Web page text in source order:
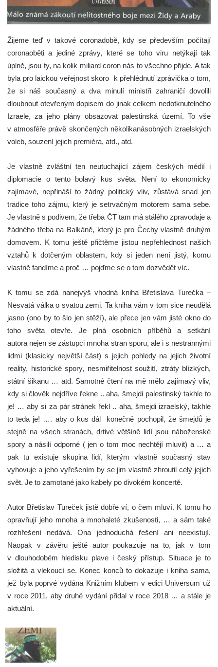
Žijeme teď v takové coronadobě, kdy se především počítají
coronaoběti a jediné zprávy, které se toho viru netýkají tak
úplně, jsou ty, na kolik miliard coron nás to všechno přijde. A tak
byla pro laickou veřejnost skoro k přehlédnutí zprávička o tom,
že si náš současný a dva minulí ministři zahraničí dovolili
dloubnout otevřeným dopisem do jinak celkem nedotknutelného
Izraele, za jeho plány obsazovat palestinská území. To vše
v atmosféře právě skončených několikanásobných izraelských
voleb, souzení jejich premiéra, atd., atd.
Je vlastně zvláštní ten neutuchající zájem českých médií i
diplomacie o tento bolavý kus světa. Není to ekonomicky
zajímavé, nepřináší to žádný politický vliv, zůstává snad jen
tradice toho zájmu, který je setrvačným motorem sama sebe.
Je vlastně s podivem, že třeba ČT tam má stálého zpravodaje a
žádného třeba na Balkáně, který je pro Čechy vlastně druhým
domovem. K tomu ještě přičtěme jistou nepřehlednost našich
vztahů k dotčeným oblastem, kdy si jeden není jistý, komu
vlastně fandíme a proč … pojďme se o tom dozvědět víc.
K tomu se zdá nanejvýš vhodná kniha Břetislava Turečka –
Nesvatá válka o svatou zemi. Ta kniha vám v tom sice neudělá
jasno (ono by to šlo jen stěží), ale přece jen vám jisté okno do
toho světa otevře. Je plná osobních příběhů a setkání
autora nejen se zástupci mnoha stran sporu, ale i s nestrannými
lidmi (klasicky největší část) s jejich pohledy na jejich životní
reality, historické spory, nesmiřitelnost soužití, ztráty blízkých,
státní šikanu … atd. Samotné čtení na mě mělo zajímavý vliv,
kdy si člověk nejdříve řekne .. aha, šmejdi palestinský takhle to
je! … aby si za pár stránek řekl .. aha, šmejdi izraelský, takhle
to teda je! …. aby o kus dál konečně pochopil, že šmejdů je
stejně na všech stranách, drtivé většině lidí jsou náboženské
spory a násilí odporné ( jen o tom moc nechtějí mluvit) a … a
pak tu existuje skupina lidí, kterým vlastně současný stav
vyhovuje a jeho vyřešením by se jim vlastně zhroutil celý jejich
svět. Je to zamotané jako kabely po divokém koncertě.
Autor Břetislav Tureček jistě dobře ví, o čem mluví. K tomu ho
opravňují jeho mnoha a mnohaleté zkušenosti, … a sám také
rozhřešení nedává. Ona jednoduchá řešení ani neexistují.
Naopak v závěru ještě autor poukazuje na to, jak v tom
v dlouhodobém hledisku plave i český přístup. Situace je to
složitá a vlekoucí se. Konec konců to dokazuje i kniha sama,
jež byla poprvé vydána Knižním klubem v edici Universum už
v roce 2011, aby druhé vydání přidal v roce 2018 … a stále je
aktuální.